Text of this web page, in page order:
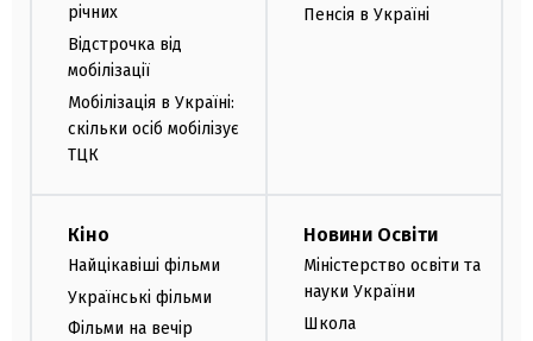
річних
Відстрочка від
мобілізації
Мобілізація в Україні:
скільки осіб мобілізує
ТЦК
Пенсія в Україні
Кіно
Найцікавіші фільми
Українські фільми
Фільми на вечір
Новини Освіти
Міністерство освіти та
науки України
Школа